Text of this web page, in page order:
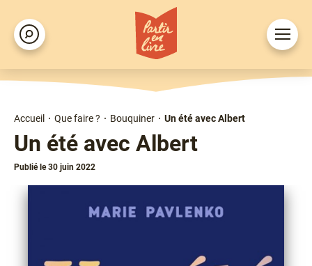
Aller
au
contenu
principal
Rechercher
Ouvrir
le
d'Ariane
Accueil Que faire ? Bouquiner Un été avec Albert
Un été avec Albert
Publié le 30 juin 2022